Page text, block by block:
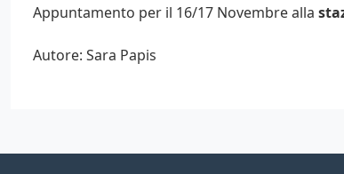
Appuntamento per il 16/17 Novembre alla
Autore: Sara Papis